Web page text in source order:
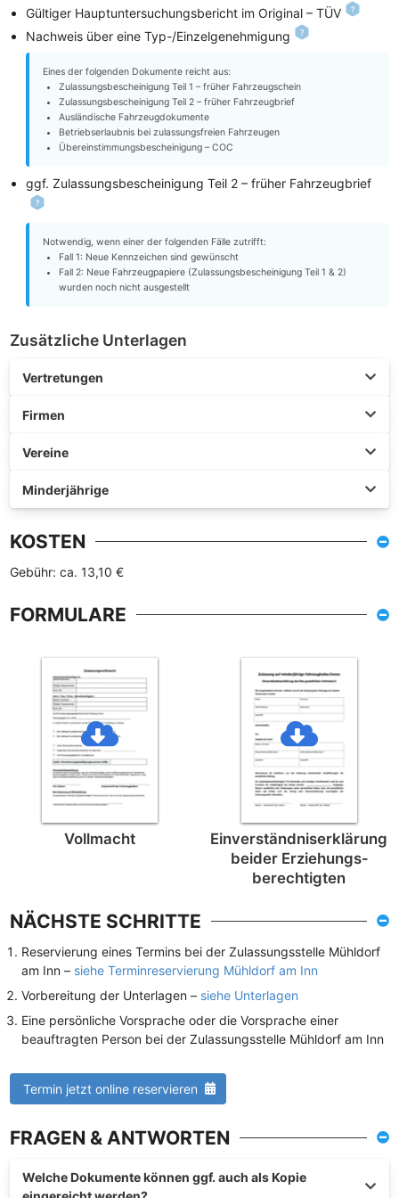
Gültiger Hauptuntersuchungsbericht im Original – TÜV
Nachweis über eine Typ-/Einzelgenehmigung
Eines der folgenden Dokumente reicht aus:
Zulassungsbescheinigung Teil 1 – früher Fahrzeugschein
Zulassungsbescheinigung Teil 2 – früher Fahrzeugbrief
Ausländische Fahrzeugdokumente
Betriebserlaubnis bei zulassungsfreien Fahrzeugen
Übereinstimmungsbescheinigung – COC
ggf. Zulassungsbescheinigung Teil 2 – früher Fahrzeugbrief
Notwendig, wenn einer der folgenden Fälle zutrifft:
Fall 1: Neue Kennzeichen sind gewünscht
Fall 2: Neue Fahrzeugpapiere (Zulassungsbescheinigung Teil 1 & 2)
wurden noch nicht ausgestellt
Zusätzliche Unterlagen
Vertretungen
Firmen
Vereine
Minderjährige
KOSTEN
Gebühr: ca. 13,10 €
FORMULARE
Vollmacht
Einverständnis­erklärung
beider Erziehungs­
berechtigten
NÄCHSTE SCHRITTE
Reservierung eines Termins bei der Zulassungsstelle Mühldorf
am Inn – siehe Terminreservierung Mühldorf am Inn
Vorbereitung der Unterlagen – siehe Unterlagen
Eine persönliche Vorsprache oder die Vorsprache einer
beauftragten Person bei der Zulassungsstelle Mühldorf am Inn
Termin jetzt online reservieren
FRAGEN & ANTWORTEN
Welche Dokumente können ggf. auch als Kopie